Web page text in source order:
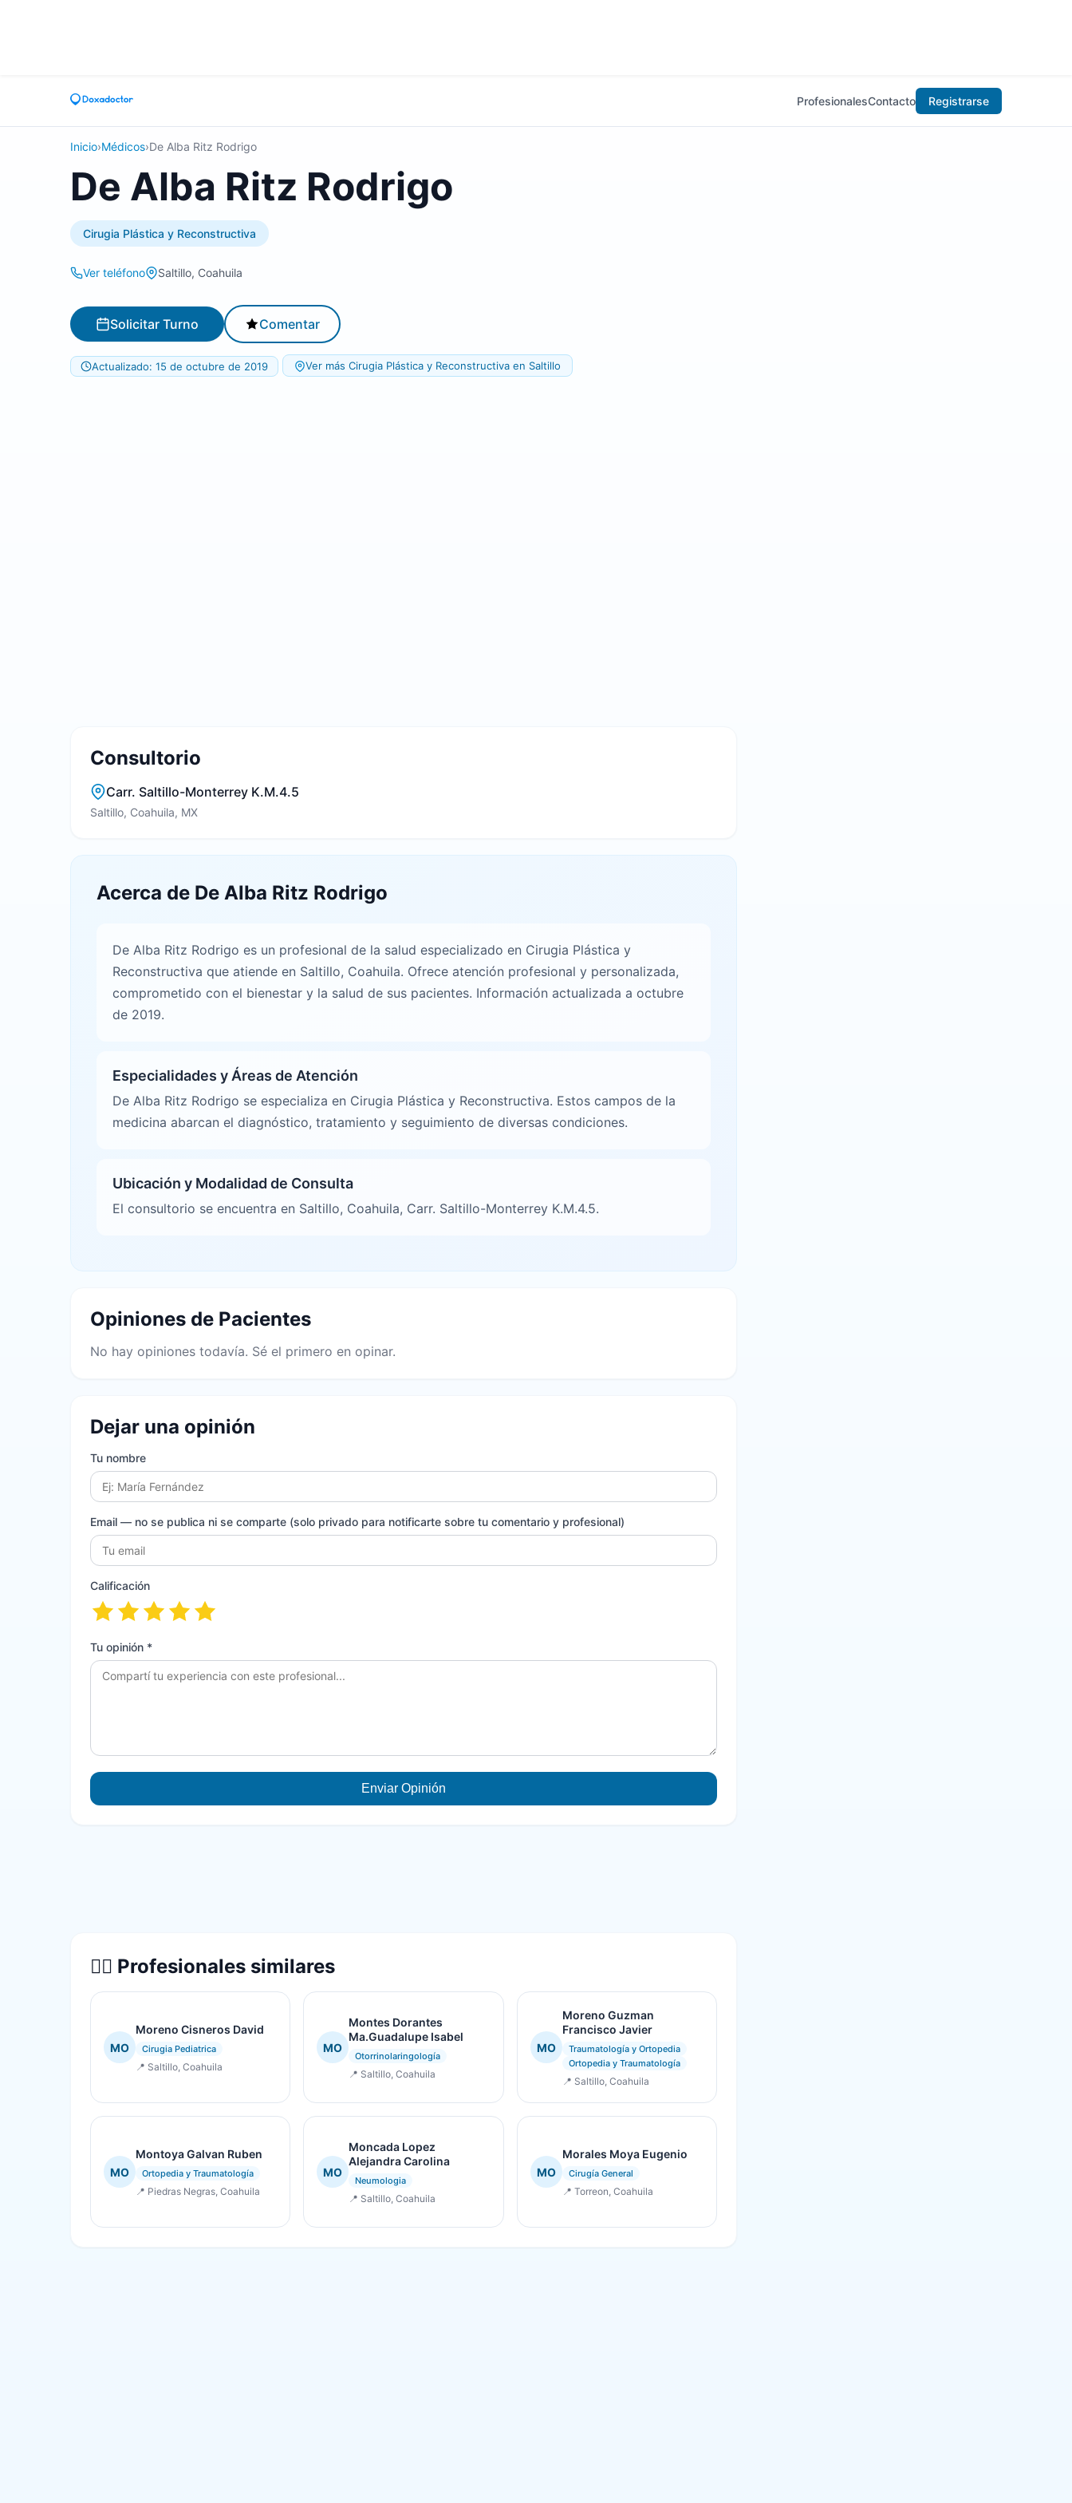
ProfesionalesContacto Registrarse
Inicio›Médicos›De Alba Ritz Rodrigo
De Alba Ritz Rodrigo
Cirugia Plástica y Reconstructiva
Ver teléfono Saltillo, Coahuila
Solicitar Turno Comentar
Actualizado: 15 de octubre de 2019 Ver más Cirugia Plástica y Reconstructiva en Saltillo
Consultorio
Carr. Saltillo-Monterrey K.M.4.5
Saltillo, Coahuila, MX
Acerca de De Alba Ritz Rodrigo
De Alba Ritz Rodrigo es un profesional de la salud especializado en Cirugia Plástica y
Reconstructiva que atiende en Saltillo, Coahuila. Ofrece atención profesional y personalizada,
comprometido con el bienestar y la salud de sus pacientes. Información actualizada a octubre
de 2019.
Especialidades y Áreas de Atención
De Alba Ritz Rodrigo se especializa en Cirugia Plástica y Reconstructiva. Estos campos de la
medicina abarcan el diagnóstico, tratamiento y seguimiento de diversas condiciones.
Ubicación y Modalidad de Consulta
El consultorio se encuentra en Saltillo, Coahuila, Carr. Saltillo-Monterrey K.M.4.5.
Opiniones de Pacientes
No hay opiniones todavía. Sé el primero en opinar.
Dejar una opinión
Tu nombre
Email — no se publica ni se comparte (solo privado para notificarte sobre tu comentario y profesional)
Calificación
Tu opinión *
Enviar Opinión
👨‍⚕️ Profesionales similares
MO
Moreno Cisneros David
Cirugia Pediatrica
📍 Saltillo, Coahuila
MO
Montes Dorantes
Ma.Guadalupe Isabel
Otorrinolaringología
📍 Saltillo, Coahuila
MO
Moreno Guzman
Francisco Javier
Traumatología y Ortopedia
Ortopedia y Traumatología
📍 Saltillo, Coahuila
MO
Montoya Galvan Ruben
Ortopedia y Traumatología
📍 Piedras Negras, Coahuila
MO
Moncada Lopez
Alejandra Carolina
Neumologia
📍 Saltillo, Coahuila
MO
Morales Moya Eugenio
Cirugía General
📍 Torreon, Coahuila